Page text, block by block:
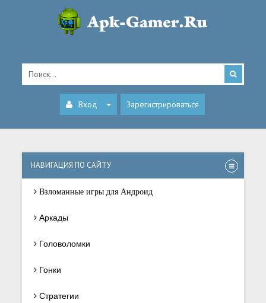
Вход Зарегистрироваться
НАВИГАЦИЯ ПО САЙТУ
Взломанные игры для Андроид
Аркады
Головоломки
Гонки
Стратегии